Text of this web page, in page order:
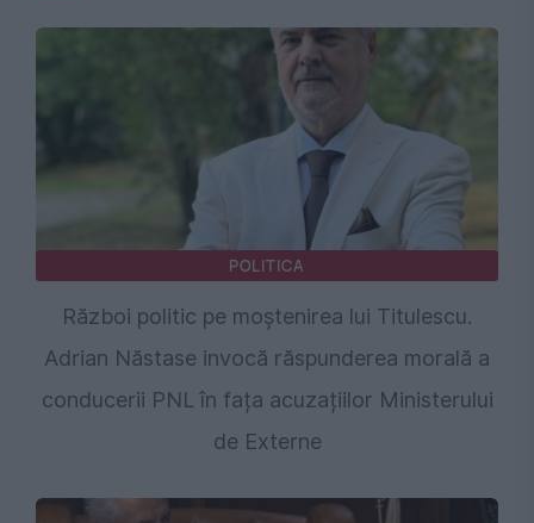
POLITICA
Război politic pe moștenirea lui Titulescu.
Adrian Năstase invocă răspunderea morală a
conducerii PNL în fața acuzațiilor Ministerului
de Externe